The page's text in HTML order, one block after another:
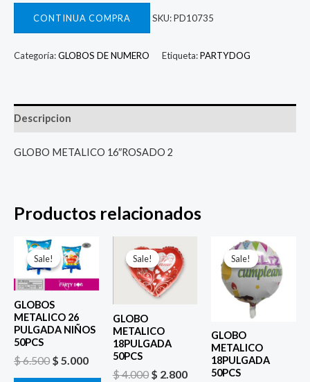
CONTINUA COMPRA SKU:PD10735
Categoría:GLOBOS DE NUMERO Etiqueta:PARTYDOG
Descripcion
GLOBO METALICO 16″ROSADO 2
Productos relacionados
Sale!
Sale!
GLOBOS
METALICO 26
PULGADA NIÑOS
50PCS
$6.500
El
precio
original
era:
$ 6.500.
$ 5.000
El
Sale!
Sale!
GLOBO
METALICO
18PULGADA
50PCS
$4.000
precio
original
era:
$ 4.000.
$ 2.800
Sale!
Sale!
GLOBO
METALICO
18PULGADA
50PCS
El
precio
original
era:
$ 4.000.